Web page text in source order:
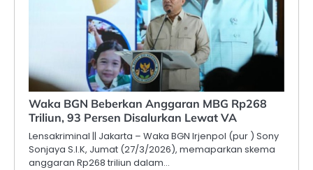
Waka BGN Beberkan Anggaran MBG Rp268
Triliun, 93 Persen Disalurkan Lewat VA
Lensakriminal || Jakarta – Waka BGN Irjenpol (pur ) Sony
Sonjaya S.I.K, Jumat (27/3/2026), memaparkan skema
anggaran Rp268 triliun dalam…